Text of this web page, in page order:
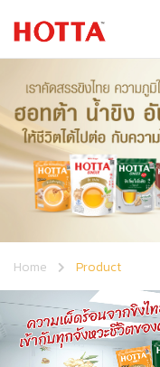
Home Product